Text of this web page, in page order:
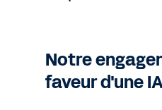
Notre
faveur d'une